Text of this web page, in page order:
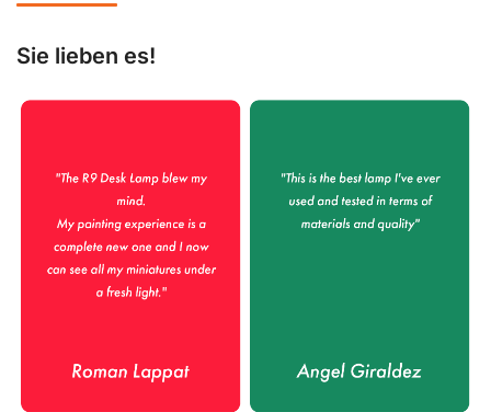
Sie lieben es!